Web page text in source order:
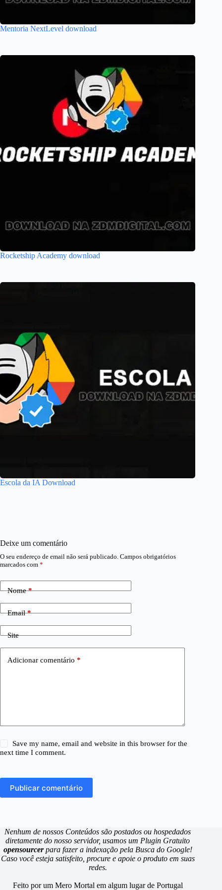
Mentoria NextLevel download
Rocketship Academy download
Escola da IA Download
Deixe um comentário
O seu endereço de email não será publicado. Campos obrigatórios
marcados com *
Nome*
Email*
Site
Adicionar comentário *
Save my name, email and website in this browser for the
next time I comment.
Publicar comentário
Nenhum de nossos Conteúdos são postados ou hospedados
diretamente do nosso servidor, usamos um Plugin Gratuito
opensourcerpara fazer a indexação pela Busca do Google!
Caso você esteja satisfeito, procure e apoie o produto em suas
redes.
Feito por um Mero Mortal em algum lugar de Portugal